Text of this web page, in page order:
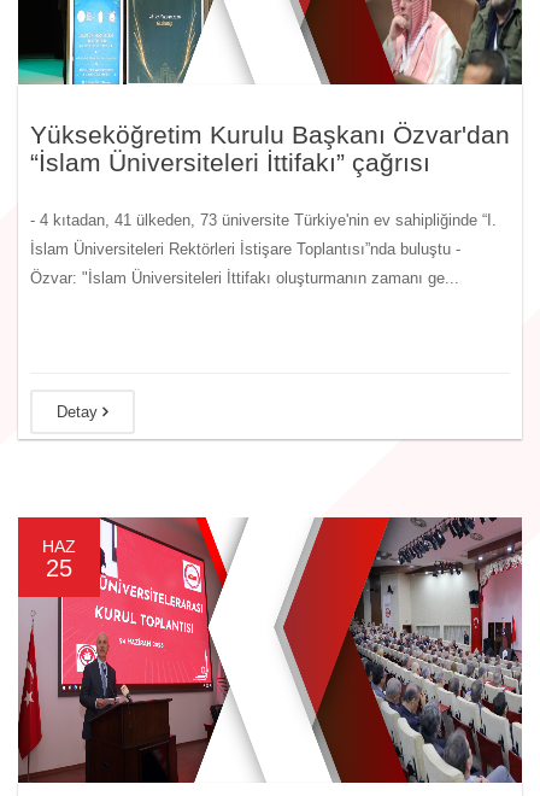
Yükseköğretim Kurulu Başkanı Özvar'dan
“İslam Üniversiteleri İttifakı” çağrısı
- 4 kıtadan, 41 ülkeden, 73 üniversite Türkiye'nin ev sahipliğinde “I.
İslam Üniversiteleri Rektörleri İstişare Toplantısı”nda buluştu -
Özvar: "İslam Üniversiteleri İttifakı oluşturmanın zamanı ge...
Detay
HAZ
25